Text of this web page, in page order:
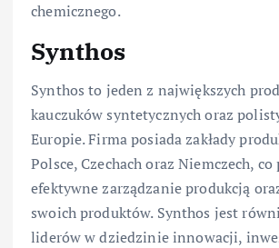
chemicznego.
Synthos
Synthos to jeden z największych
kauczuków syntetycznych oraz
Europie. Firma posiada zakłady
Polsce, Czechach oraz Niemczech,
efektywne zarządzanie produkcją
swoich produktów. Synthos jest
liderów w dziedzinie innowacji,